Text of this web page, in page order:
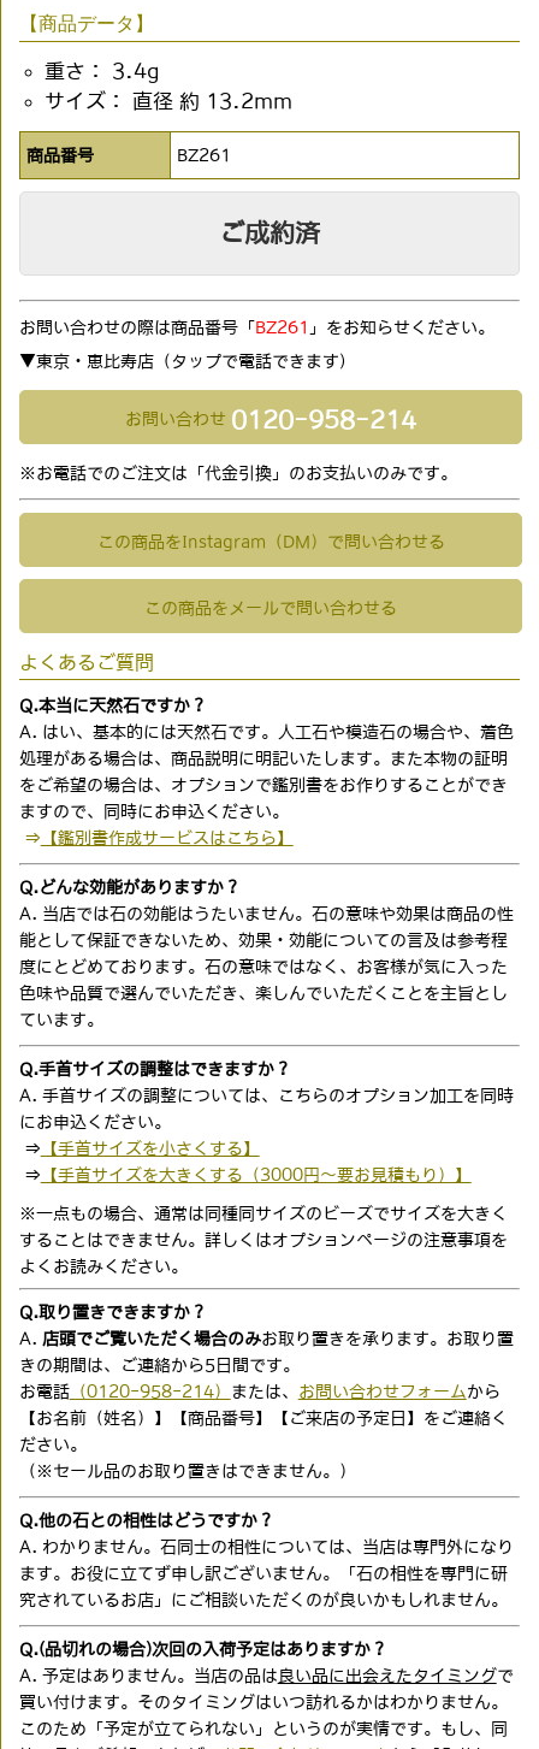
【商品データ】
重さ： 3.4g
サイズ： 直径 約 13.2mm
商品番号 BZ261
ご成約済
お問い合わせの際は商品番号「 BZ261 」をお知らせください。
▼東京・恵比寿店（タップで電話できます)
お問い合わせ 0120-958-214
※お電話でのご注文は「代金引換」のお支払いのみです。
この商品をInstagram（DM）で問い合わせる
この商品をメールで問い合わせる
よくあるご質問
Q.本当に天然石ですか？
A. はい、基本的には天然石です。人工石や模造石の場合や、着色
処理がある場合は、商品説明に明記いたします。また本物の証明
をご希望の場合は、オプションで鑑別書をお作りすることができ
ますので、同時にお申込ください。
⇒ 【鑑別書作成サービスはこちら】
Q.どんな効能がありますか？
A. 当店では石の効能はうたいません。石の意味や効果は商品の性
能として保証できないため、効果・効能についての言及は参考程
度にとどめております。石の意味ではなく、お客様が気に入った
色味や品質で選んでいただき、楽しんでいただくことを主旨とし
ています。
Q.手首サイズの調整はできますか？
A. 手首サイズの調整については、こちらのオプション加工を同時
にお申込ください。
⇒ 【手首サイズを小さくする】
⇒ 【手首サイズを大きくする（3000円〜要お見積もり）】
※一点もの場合、通常は同種同サイズのビーズでサイズを大きく
することはできません。詳しくはオプションページの注意事項を
よくお読みください。
Q.取り置きできますか？
A. 店頭でご覧いただく場合のみお取り置きを承ります。お取り置
きの期間は、ご連絡から5日間です。
お電話（0120-958-214） または、 お問い合わせフォーム から
【お名前（姓名）】【商品番号】【ご来店の予定日】をご連絡く
ださい。
（※セール品のお取り置きはできません。）
Q.他の石との相性はどうですか？
A. わかりません。石同士の相性については、当店は専門外になり
ます。お役に立てず申し訳ございません。「石の相性を専門に研
究されているお店」にご相談いただくのが良いかもしれません。
Q.(品切れの場合)次回の入荷予定はありますか？
A. 予定はありません。当店の品は 良い品に出会えたタイミングで
買い付けます。そのタイミングはいつ訪れるかはわかりません。
このため「予定が立てられない」というのが実情です。もし、同